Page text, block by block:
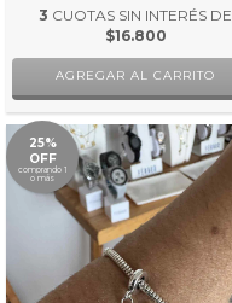
3 CUOTAS SIN INTERÉS DE
$16.800
25%
OFF
comprando 1
o más